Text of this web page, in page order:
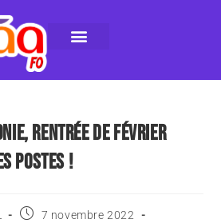
RENTRÉE DE FÉVRIER
POSTES !
7 novembre 2022